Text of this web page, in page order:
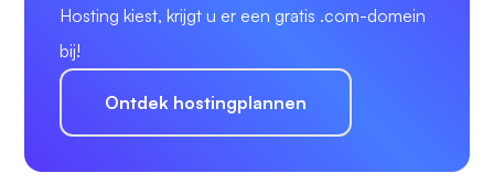
Hosting kiest, krijgt u er een gratis .com-domein
bij!
Ontdek hostingplannen